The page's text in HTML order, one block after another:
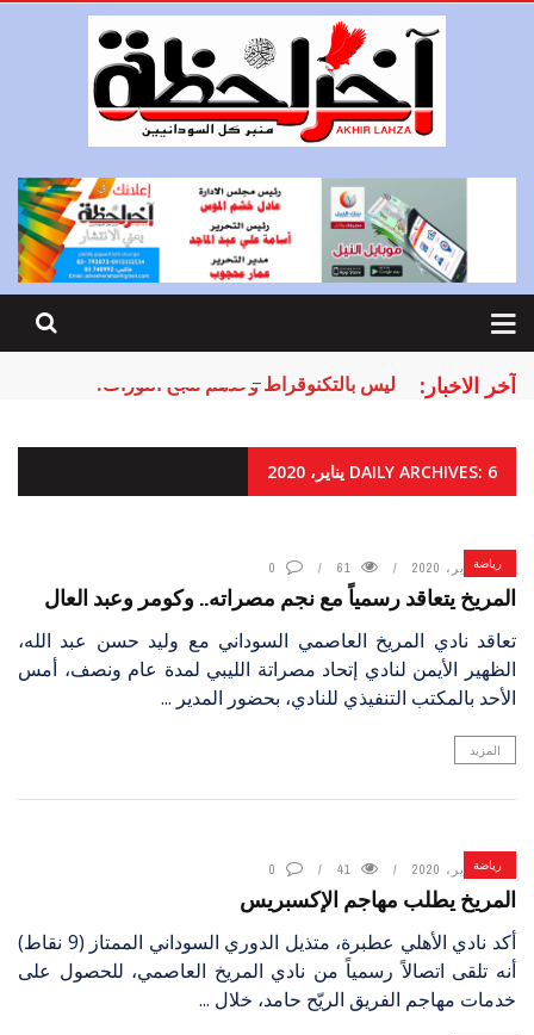
آخر الاخبار: ليس بالتكنوقراط وحدهم تنجح الثورات!
DAILY ARCHIVES: 6 يناير، 2020
رياضة
6 يناير، 2020 61
0
المريخ يتعاقد رسمياً مع نجم مصراته.. وكومر وعبد العال
تعاقد نادي المريخ العاصمي السوداني مع وليد حسن عبد الله،
الظهير الأيمن لنادي إتحاد مصراتة الليبي لمدة عام ونصف، أمس
الأحد بالمكتب التنفيذي للنادي، بحضور المدير ...
المزيد
رياضة
6 يناير، 2020 41
0
المريخ يطلب مهاجم الإكسبريس
أكد نادي الأهلي عطبرة، متذيل الدوري السوداني الممتاز (9 نقاط)
أنه تلقى اتصالاً رسمياً من نادي المريخ العاصمي، للحصول على
خدمات مهاجم الفريق الريّح حامد، خلال ...